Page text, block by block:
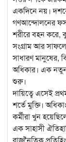
একদিনে নয়।
গণআন্দোলনের
শরীরে বহন করে,
সংগ্রাম আর
সাধারণ মানুষের,
অধিকার। এক নতুন
শুরু।
দায়িত্বে এসেই
শর্তে মুক্তি।
কর্মীরা খুন
এক সাহাসী
রাজনৈতিক